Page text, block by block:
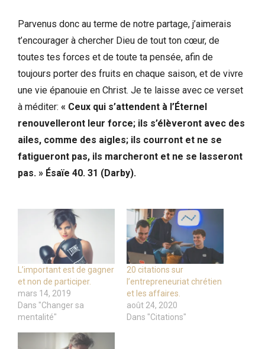
Parvenus donc au terme de notre partage, j’aimerais
t’encourager à chercher Dieu de tout ton cœur, de
toutes tes forces et de toute ta pensée, afin de
toujours porter des fruits en chaque saison, et de vivre
une vie épanouie en Christ. Je te laisse avec ce verset
à méditer: « Ceux qui s’attendent à l’Éternel
renouvelleront leur force; ils s’élèveront avec des
ailes, comme des aigles; ils courront et ne se
fatigueront pas, ils marcheront et ne se lasseront
pas. » Ésaïe 40. 31 (Darby).
L’important est de gagner
et non de participer.
mars 14, 2019
Dans "Changer sa
mentalité"
20 citations sur
l’entrepreneuriat chrétien
et les affaires.
août 24, 2020
Dans "Citations"